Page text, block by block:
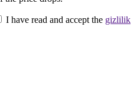
I have read and accept the gizlilik